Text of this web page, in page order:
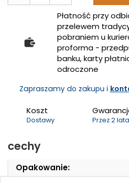
Płatność przy
przelewem
pobraniem u
proforma -
banku, karty
odroczone
Zapraszamy do zakupu i
Koszt
Dostawy Przez 2 lata
cechy
Opakowanie: